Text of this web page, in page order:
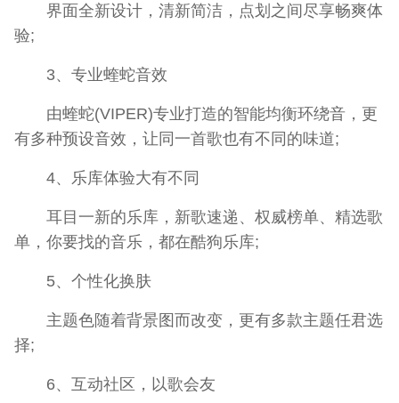
界面全新设计，清新简洁，点划之间尽享畅爽体
验;
3、专业蝰蛇音效
由蝰蛇(VIPER)专业打造的智能均衡环绕音，更
有多种预设音效，让同一首歌也有不同的味道;
4、乐库体验大有不同
耳目一新的乐库，新歌速递、权威榜单、精选歌
单，你要找的音乐，都在酷狗乐库;
5、个性化换肤
主题色随着背景图而改变，更有多款主题任君选
择;
6、互动社区，以歌会友